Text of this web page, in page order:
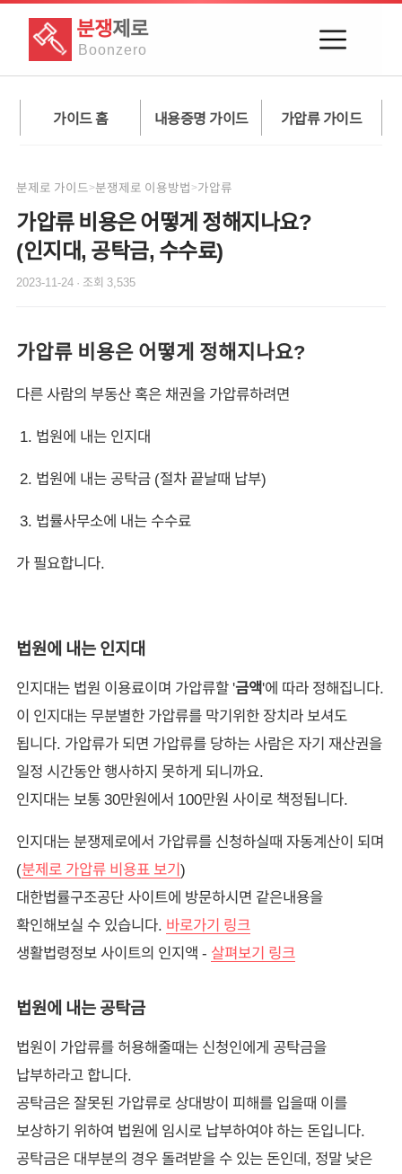
분쟁제로
Boonzero
가이드 홈 내용증명 가이드 가압류 가이드
분제로 가이드>분쟁제로 이용방법>가압류
가압류 비용은 어떻게 정해지나요?
(인지대, 공탁금, 수수료)
2023-11-24 · 조회 3,535
가압류 비용은 어떻게 정해지나요?
다른 사람의 부동산 혹은 채권을 가압류하려면
법원에 내는 인지대
법원에 내는 공탁금 (절차 끝날때 납부)
법률사무소에 내는 수수료
가 필요합니다.
법원에 내는 인지대
인지대는 법원 이용료이며 가압류할 '금액'에 따라 정해집니다.
이 인지대는 무분별한 가압류를 막기위한 장치라 보셔도
됩니다. 가압류가 되면 가압류를 당하는 사람은 자기 재산권을
일정 시간동안 행사하지 못하게 되니까요.
인지대는 보통 30만원에서 100만원 사이로 책정됩니다.
인지대는 분쟁제로에서 가압류를 신청하실때 자동계산이 되며
(분제로 가압류 비용표 보기)
대한법률구조공단 사이트에 방문하시면 같은내용을
확인해보실 수 있습니다. 바로가기 링크
생활법령정보 사이트의 인지액 - 살펴보기 링크
법원에 내는 공탁금
법원이 가압류를 허용해줄때는 신청인에게 공탁금을
납부하라고 합니다.
공탁금은 잘못된 가압류로 상대방이 피해를 입을때 이를
보상하기 위하여 법원에 임시로 납부하여야 하는 돈입니다.
공탁금은 대부분의 경우 돌려받을 수 있는 돈인데, 정말 낮은